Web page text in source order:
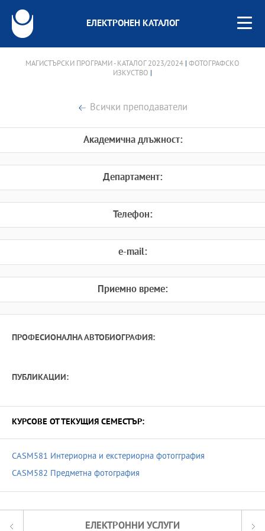
ЕЛЕКТРОНЕН КАТАЛОГ
МАГИСТЪРСКИ ПРОГРАМИ - КАТАЛОГ 2023/2024 ФОТОГРАФСКО
ИЗКУСТВО
Всички преподаватели
Академична длъжност:
Департамент:
Телефон:
e-mail:
Приемно време:
ПРОФЕСИОНАЛНА АВТОБИОГРАФИЯ:
ПУБЛИКАЦИИ:
КУРСОВЕ ОТ ТЕКУЩИЯ СЕМЕСТЪР:
CASM581 Интериорна и екстериорна фотогграфия
CASM582 Предметна фотография
ЕЛЕКТРОННИ УСЛУГИ